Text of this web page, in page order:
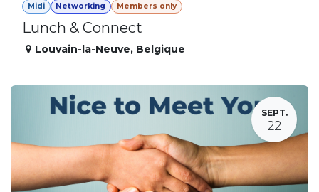
Midi Networking Members only
Lunch & Connect
Louvain-la-Neuve, Belgique
SEPT.
22